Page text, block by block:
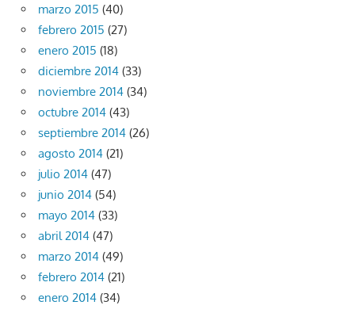
marzo 2015 (40)
febrero 2015 (27)
enero 2015 (18)
diciembre 2014 (33)
noviembre 2014 (34)
octubre 2014 (43)
septiembre 2014 (26)
agosto 2014 (21)
julio 2014 (47)
junio 2014 (54)
mayo 2014 (33)
abril 2014 (47)
marzo 2014 (49)
febrero 2014 (21)
enero 2014 (34)